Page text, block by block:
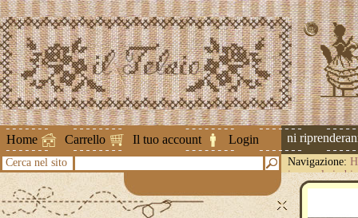
Home Carrello Il tuo account Login
Attenzione ! Le spedizioni
Cerca nel sito Navigazione:
invernale in